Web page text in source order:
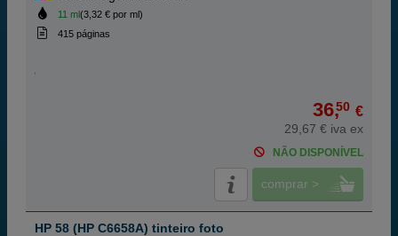
11 ml(3,32 € por ml)
415 páginas
36,50 €
29,67 € iva ex
NÃO DISPONÍVEL
comprar >
HP 58 (HP C6658A) tinteiro foto